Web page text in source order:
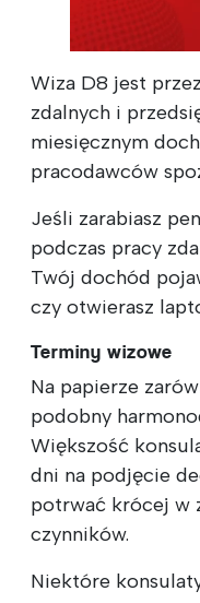
Wiza D8 jest
zdalnych i
miesięcznym
pracodawców
Jeśli zarabiasz
podczas pracy
Twój dochód
czy otwierasz
Terminy wizowe
Na papierze
podobny
Większość
dni na podjęcie
potrwać krócej w
czynników.
Niektóre